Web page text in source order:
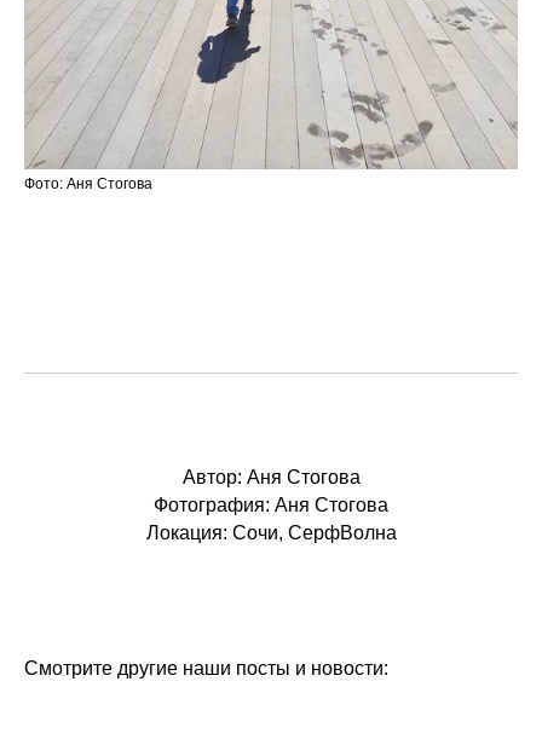
Фото: Аня Стогова
Автор: Аня Стогова
Фотография: Аня Стогова
Локация: Сочи, СерфВолна
Смотрите другие наши посты и новости: